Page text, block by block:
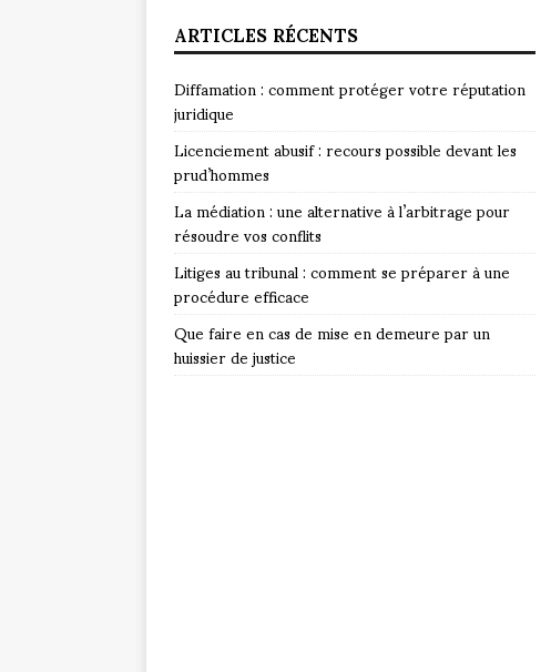
ARTICLES RÉCENTS
Diffamation : comment protéger votre réputation
juridique
Licenciement abusif : recours possible devant les
prud’hommes
La médiation : une alternative à l’arbitrage pour
résoudre vos conflits
Litiges au tribunal : comment se préparer à une
procédure efficace
Que faire en cas de mise en demeure par un
huissier de justice